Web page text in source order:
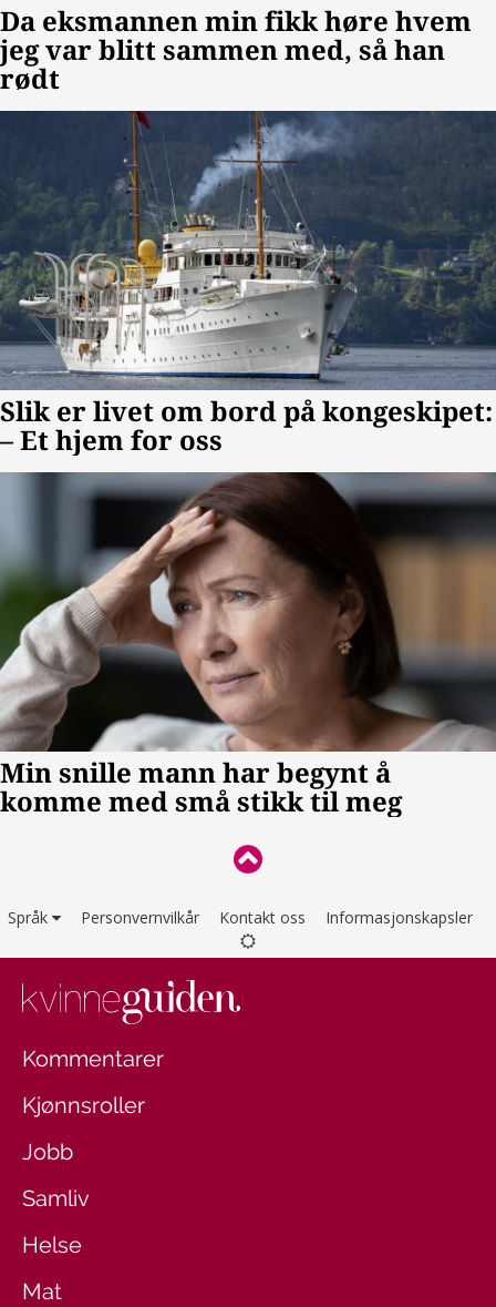
Språk Personvernvilkår Kontakt oss Informasjonskapsler
Kommentarer
Kjønnsroller
Jobb
Samliv
Helse
Mat